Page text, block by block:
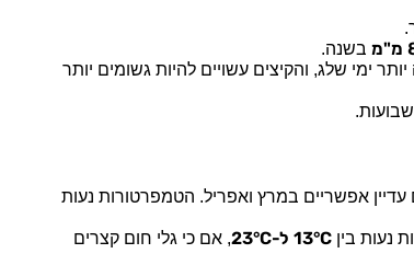
בשנה.
ימי שלג, והקיצים עשויים להיות גשומים יותר
אפשריים במרץ ואפריל. הטמפרטורות נעות
נעות בין 13°C ל-23°C
, אם כי גלי חום קצרים